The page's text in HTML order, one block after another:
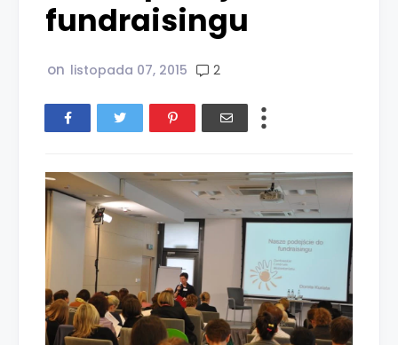
fundraisingu
on listopada 07, 2015 2